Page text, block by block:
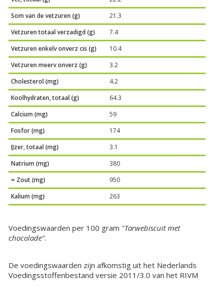
Som van de vetzuren (g)
21.3
Vetzuren totaal verzadigd (g)
7.4
Vetzuren enkelv onverz cis (g)
10.4
Vetzuren meerv onverz (g)
3.2
Cholesterol (mg)
4.2
Koolhydraten, totaal (g)
64.3
Calcium (mg)
59
Fosfor (mg)
174
IJzer, totaal (mg)
3.1
Natrium (mg)
380
= Zout (mg)
950
Kalium (mg)
263
Voedingswaarden per 100 gram "Tarwebiscuit met
chocolade".
De voedingswaarden zijn afkomstig uit het Nederlands
Voedingsstoffenbestand versie 2011/3.0 van het RIVM